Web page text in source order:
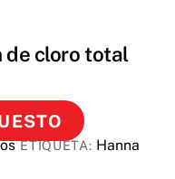
de cloro total
ETIQUETA: Hanna